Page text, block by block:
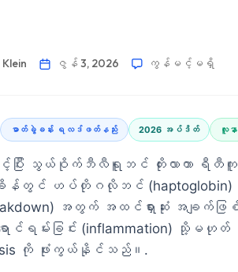
ဇွန် 3, 2026 ကွန်မင့်မရှိ
ဓာတ်ခွဲခန်း ရလဒ်ဖတ်နည်း 2026 အပ်ဒိတ် လူန
င့်ပြီး သွယ်ဝိုက်ဘီလီရူဘင် တိုးလာကာ ရီတီကူလို
ျိန်တွင် ဟပ်တိုဂလိုဘင် (haptoglobin) နည်
အတွက် အထင်ရှားဆုံး အခ
ရောင်ရမ်းခြင်း (inflammation) သို့မဟုတ်
ကို ဖုံးကွယ်နိုင်သည်။.